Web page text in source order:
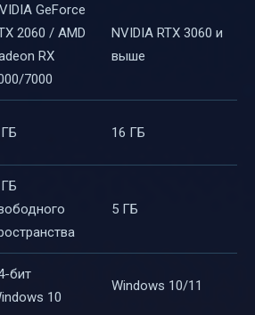
GeForce
2060 / AMD
RX
7000
NVIDIA RTX 3060 и
выше
16 ГБ
5 ГБ
бит
10
Windows 10/11